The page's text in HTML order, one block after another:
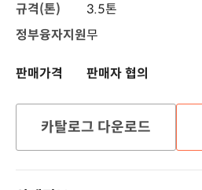
규격(톤)
3.5톤
정부융자지원무
판매가격 판매자 협의
카탈로그 다운로드